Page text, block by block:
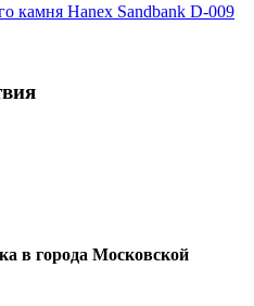
камня Hanex Sandbank D-009
в города Московской